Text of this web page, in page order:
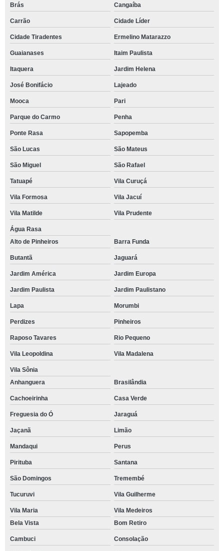
Brás Cangaíba
Carrão Cidade Líder
Cidade Tiradentes Ermelino Matarazzo
Guaianases Itaim Paulista
Itaquera Jardim Helena
José Bonifácio Lajeado
Mooca Pari
Parque do Carmo Penha
Ponte Rasa Sapopemba
São Lucas São Mateus
São Miguel São Rafael
Tatuapé Vila Curuçá
Vila Formosa Vila Jacuí
Vila Matilde Vila Prudente
Água Rasa
Alto de Pinheiros
Barra Funda
Butantã Jaguará
Jardim América Jardim Europa
Jardim Paulista Jardim Paulistano
Lapa Morumbi
Perdizes Pinheiros
Raposo Tavares Rio Pequeno
Vila Leopoldina Vila Madalena
Vila Sônia
Anhanguera
Brasilândia
Cachoeirinha Casa Verde
Freguesia do Ó Jaraguá
Jaçanã Limão
Mandaqui Perus
Pirituba Santana
São Domingos Tremembé
Tucuruvi Vila Guilherme
Vila Maria
Vila Medeiros
Bela Vista
Bom Retiro
Cambuci Consolação